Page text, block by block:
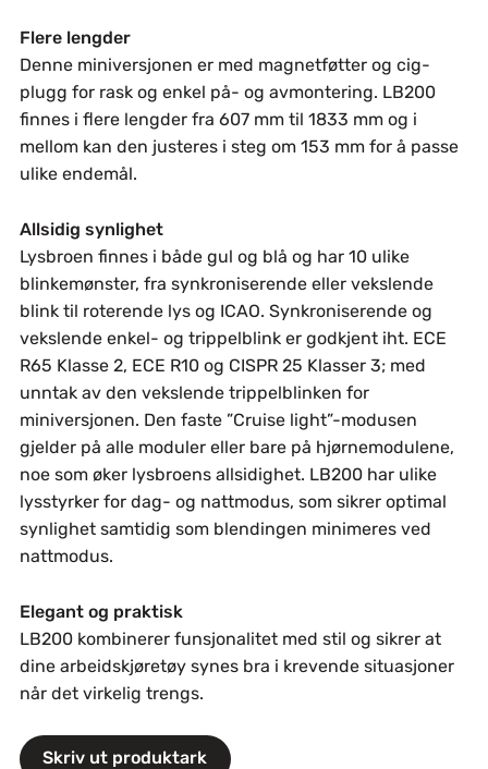
Flere lengder
Denne miniversjonen er med magnetføtter og cig-
plugg for rask og enkel på- og avmontering. LB200
finnes i flere lengder fra 607 mm til 1833 mm og i
mellom kan den justeres i steg om 153 mm for å passe
ulike endemål.
Allsidig synlighet
Lysbroen finnes i både gul og blå og har 10 ulike
blinkemønster, fra synkroniserende eller vekslende
blink til roterende lys og ICAO. Synkroniserende og
vekslende enkel- og trippelblink er godkjent iht. ECE
R65 Klasse 2, ECE R10 og CISPR 25 Klasser 3; med
unntak av den vekslende trippelblinken for
miniversjonen. Den faste ”Cruise light”-modusen
gjelder på alle moduler eller bare på hjørnemodulene,
noe som øker lysbroens allsidighet. LB200 har ulike
lysstyrker for dag- og nattmodus, som sikrer optimal
synlighet samtidig som blendingen minimeres ved
nattmodus.
Elegant og praktisk
LB200 kombinerer funsjonalitet med stil og sikrer at
dine arbeidskjøretøy synes bra i krevende situasjoner
når det virkelig trengs.
Skriv ut produktark